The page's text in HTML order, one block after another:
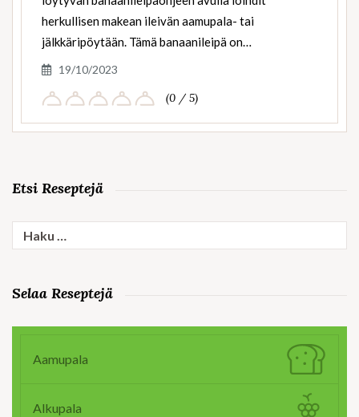
herkullisen makean ileivän aamupala- tai
jälkkäripöytään. Tämä banaanileipä on…
19/10/2023
(0 / 5)
Etsi Reseptejä
Selaa Reseptejä
Aamupala
Alkupala